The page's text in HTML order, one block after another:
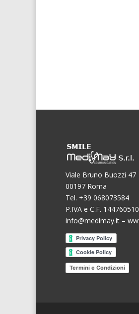
Viale Bruno Buozzi 47
00197 Roma
Tel. +39 068073584
P.IVA e C.F.
info@medimay.it –
Termini e Condizioni